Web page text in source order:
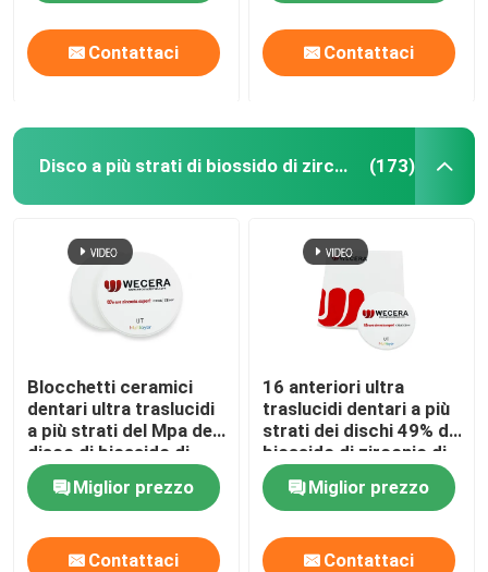
Contattaci Contattaci
Disco a più strati di biossido di zirconio (173)
Blocchetti ceramici
dentari ultra traslucidi
a più strati del Mpa del
disco di biossido di
zirconio di 49% UT 600
Miglior prezzo
Contattaci
16 anteriori ultra
traslucidi dentari a più
strati dei dischi 49% di
biossido di zirconio di
colori
Miglior prezzo
Contattaci